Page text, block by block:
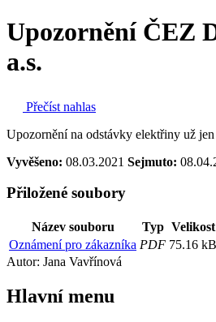
Upozornění ČEZ
a.s.
Přečíst nahlas
Upozornění na odstávky elektřiny už
Vyvěšeno: 08.03.2021 Sejmuto:
Přiložené soubory
Název souboru Typ Velikost
Oznámení pro zákazníka PDF 75.16 kB
Autor: Jana Vavřínová
Hlavní menu